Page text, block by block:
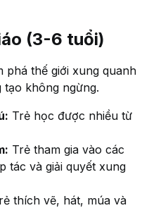
(3-6 tuổi)
phá thế giới xung quanh
tạo không ngừng.
Trẻ học được nhiều từ
Trẻ tham gia vào các
tác và giải quyết xung
thích vẽ, hát, múa và